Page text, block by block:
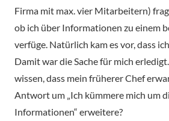
Firma mit max. vier Mitarbeitern)
ob ich über Informationen zu einem
verfüge. Natürlich kam es vor, dass
Damit war die Sache für mich
wissen, dass mein früherer Chef
Antwort um „Ich kümmere mich um
Informationen“ erweitere?